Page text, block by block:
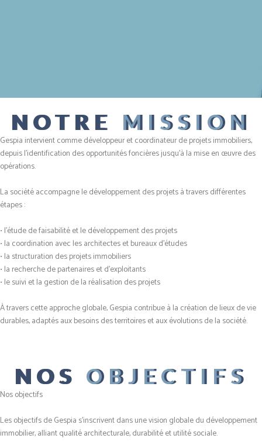
NOTRE MISSION
Gespia intervient comme développeur et coordinateur de projets immobiliers,
depuis l’identification des opportunités foncières jusqu’à la mise en œuvre des
opérations.
La société accompagne le développement des projets à travers différentes
étapes :
• l’étude de faisabilité et le développement des projets
• la coordination avec les architectes et bureaux d’études
• la structuration des projets immobiliers
• la recherche de partenaires et d’exploitants
• le suivi et la gestion de la réalisation des projets
À travers cette approche globale, Gespia contribue à la création de lieux de vie
durables, adaptés aux besoins des territoires et aux évolutions de la société.
NOS OBJECTIFS
Nos objectifs
Les objectifs de Gespia s’inscrivent dans une vision globale du développement
immobilier, alliant qualité architecturale, durabilité et utilité sociale.